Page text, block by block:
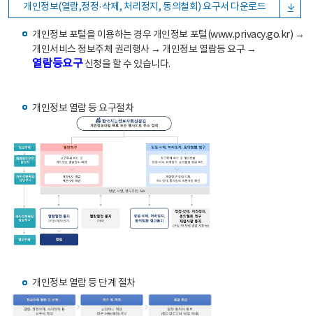
개인정보(열람,정정·삭제, 처리정지, 동의철회) 요구서 다운로드
개인정보 포털을 이용하는 경우 개인정보 포털(www.privacy.go.kr) →
개인서비스 정보주체 권리행사 → 개인정보 열람등 요구 →
열람등요구신청을 할 수 있습니다.
개인정보 열람 등 요구절차
개인정보 열람 등 단계 절차